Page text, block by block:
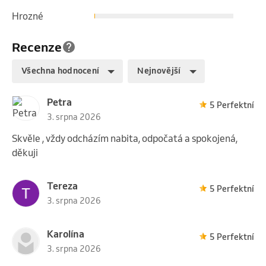
pokožky
být výrazně vyšší
Recenze
Všechna hodnocení Nejnovější
Petra
3. srpna 2026
5 Perfektní
Skvěle , vždy odcházím nabita, odpočatá a spokojená,
děkuji
Tereza
3. srpna 2026
5 Perfektní
Karolína
3. srpna 2026
5 Perfektní
Hrozné